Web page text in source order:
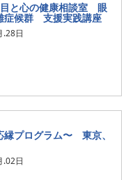
と心の健康相談室 眼
症候群 支援実践講座
.28日
縁プログラム〜 東京、
.02日